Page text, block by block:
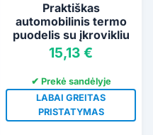
Praktiškas
automobilinis termo
puodelis su įkrovikliu
15,13 €
✔ Prekė sandėlyje
LABAI GREITAS
PRISTATYMAS